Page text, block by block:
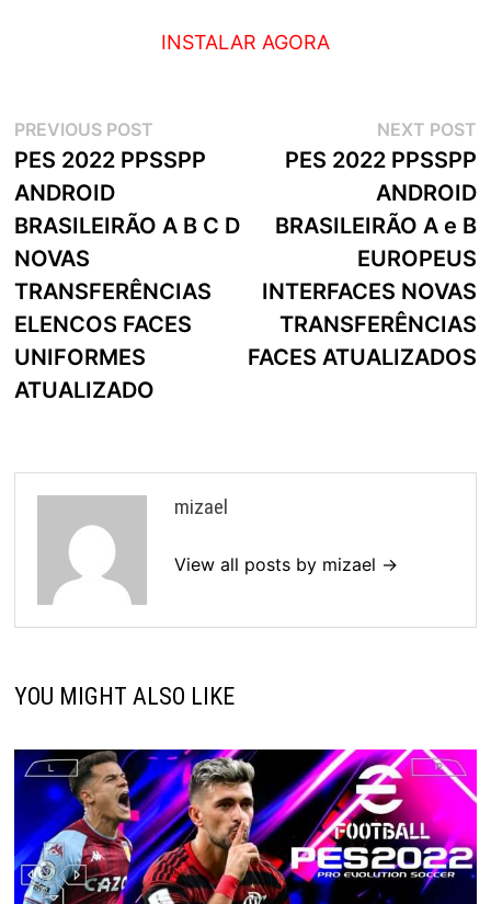
INSTALAR AGORA
Navegação
de
artigos
PREVIOUS POSTPrevious
post:
PES 2022 PPSSPP
ANDROID
BRASILEIRÃO A B C D
NOVAS
TRANSFERÊNCIAS
ELENCOS FACES
UNIFORMES
ATUALIZADO
NEXT POST
PES 2022 PPSSPP
ANDROID
BRASILEIRÃO A e B
EUROPEUS
INTERFACES NOVAS
TRANSFERÊNCIAS
FACES ATUALIZADOS
mizael
View all posts by mizael →
YOU MIGHT ALSO LIKE